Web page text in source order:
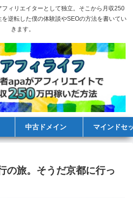
ィリエイターとして独立。そこから月収250
逆転した僕の体験談やSEOの方法を書いてい
きます。
中古ドメイン マインドセ
の旅。そうだ京都に行っ